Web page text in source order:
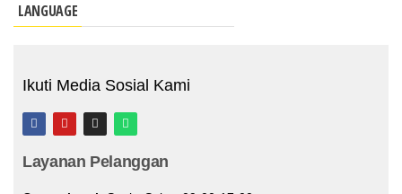
LANGUAGE
Ikuti Media Sosial Kami
Layanan Pelanggan